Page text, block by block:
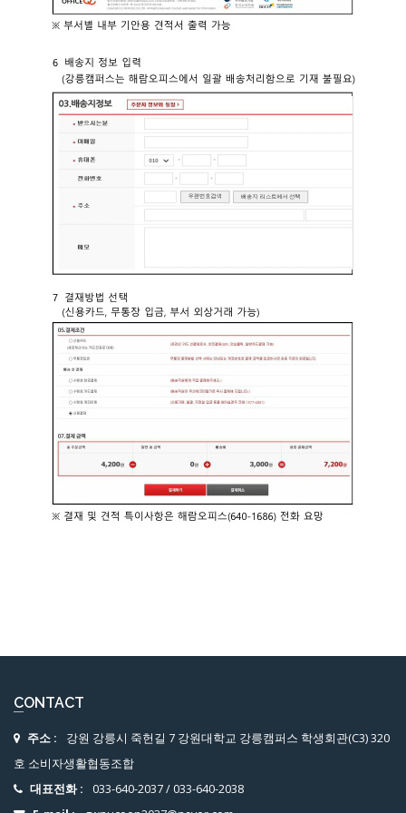
CONTACT
주소 :
강원 강릉시 죽헌길 7 강원대학교 강릉캠퍼스 학생회관(C3) 320
호 소비자생활협동조합
대표전화 :
033-640-2037/033-640-2038